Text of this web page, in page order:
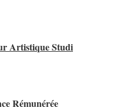
Artistique Studi
Rémunérée